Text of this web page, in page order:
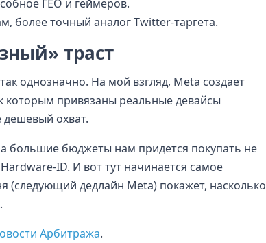
ГЕО и геймеров.
более точный аналог Twitter-таргета.
траст
однозначно. На мой взгляд, Meta создает
которым привязаны реальные девайсы
дешевый охват.
большие бюджеты нам придется покупать не
ID. И вот тут начинается самое
(следующий дедлайн Meta) покажет, насколько
Арбитража.